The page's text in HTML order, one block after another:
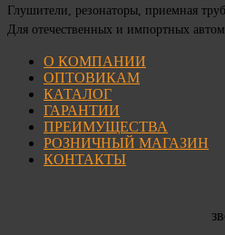
Глушители, резонаторы, приемная
Для отечественных и импортных
О КОМПАНИИ
ОПТОВИКАМ
КАТАЛОГ
ГАРАНТИИ
ПРЕИМУЩЕСТВА
РОЗНИЧНЫЙ МАГАЗИН
КОНТАКТЫ